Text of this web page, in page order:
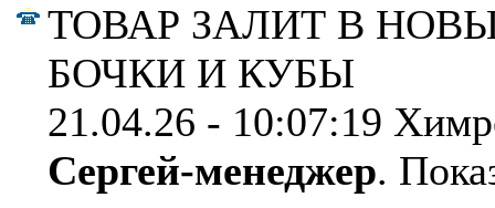
ТОВАР ЗАЛИТ В
БОЧКИ И КУБЫ
21.04.26 - 10:07:19
Сергей-менеджер.